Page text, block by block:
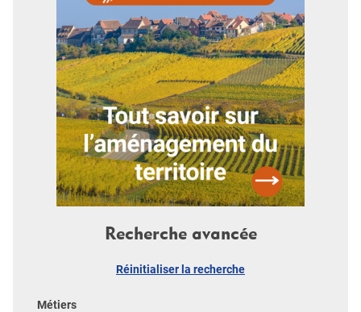
Recherche avancée
Réinitialiser la recherche
Métiers